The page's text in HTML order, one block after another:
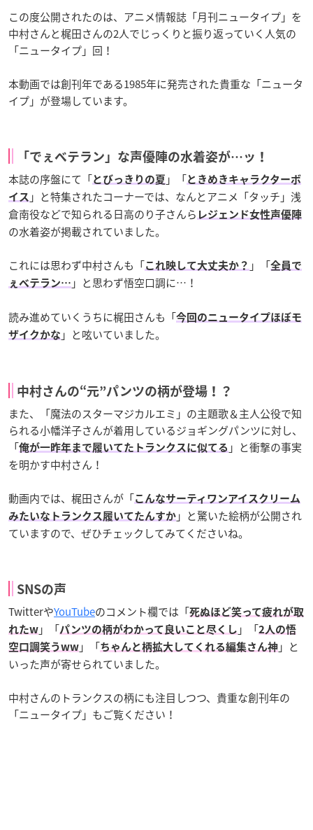
この度公開されたのは、アニメ情報誌「月刊ニュータイプ」を
中村さんと梶田さんの2人でじっくりと振り返っていく人気の
「ニュータイプ」回！
本動画では創刊年である1985年に発売された貴重な「ニュータ
イプ」が登場しています。
「でぇベテラン」な声優陣の水着姿が…ッ！
本誌の序盤にて「とびっきりの夏 」「ときめきキャラクターボ
イス 」と特集されたコーナーでは、なんとアニメ「タッチ」浅
倉南役などで知られる日高のり子さんら レジェンド女性声優陣
の水着姿が掲載されていました。
これには思わず中村さんも「これ映して大丈夫か？ 」「全員で
ぇベテラン… 」と思わず悟空口調に…！
読み進めていくうちに梶田さんも「今回のニュータイプほぼモ
ザイクかな 」と呟いていました。
中村さんの“元”パンツの柄が登場！？
また、「魔法のスターマジカルエミ」の主題歌＆主人公役で知
られる小幡洋子さんが着用しているジョギングパンツに対し、
「俺が一昨年まで履いてたトランクスに似てる 」と衝撃の事実
を明かす中村さん！
動画内では、梶田さんが「こんなサーティワンアイスクリーム
みたいなトランクス履いてたんすか 」と驚いた絵柄が公開され
ていますので、ぜひチェックしてみてくださいね。
SNSの声
TwitterやYouTubeのコメント欄では「死ぬほど笑って疲れが取
れたw 」「パンツの柄がわかって良いこと尽くし 」「2人の悟
空口調笑うww 」「ちゃんと柄拡大してくれる編集さん神 」と
いった声が寄せられていました。
中村さんのトランクスの柄にも注目しつつ、貴重な創刊年の
「ニュータイプ」もご覧ください！